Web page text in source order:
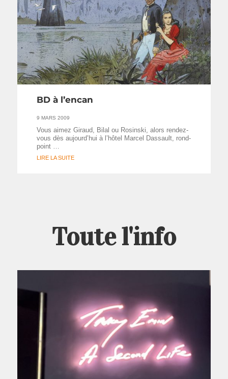
BD à l’encan
9 MARS 2009
Vous aimez Giraud, Bilal ou Rosinski, alors rendez-
vous dès aujourd’hui à l’hôtel Marcel Dassault, rond-
point …
LIRE LA SUITE
Toute l'info